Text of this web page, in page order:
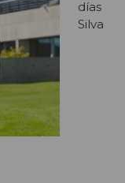
días
Silva